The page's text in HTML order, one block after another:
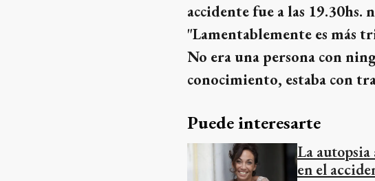
accidente fue a las
"Lamentablemente es más
No era una persona con
conocimiento, estaba con
Puede interesarte
La autopsia
en el